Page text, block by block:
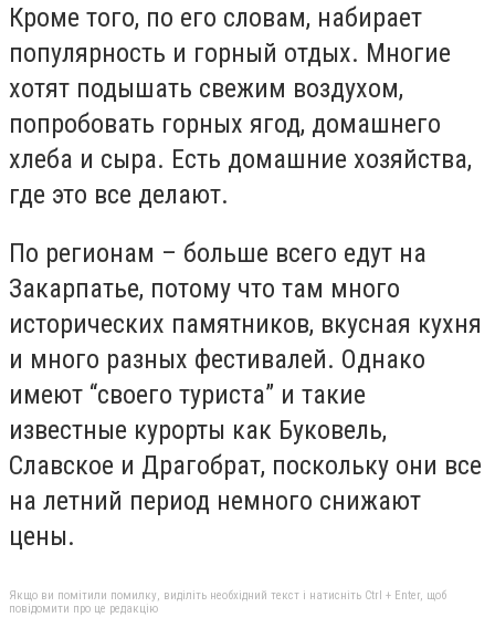
Кроме того, по его словам, набирает
популярность и горный отдых. Многие
хотят подышать свежим воздухом,
попробовать горных ягод, домашнего
хлеба и сыра. Есть домашние хозяйства,
где это все делают.
По регионам – больше всего едут на
Закарпатье, потому что там много
исторических памятников, вкусная кухня
и много разных фестивалей. Однако
имеют “своего туриста” и такие
известные курорты как Буковель,
Славское и Драгобрат, поскольку они все
на летний период немного снижают
цены.
Якщо ви помітили помилку, виділіть необхідний текст і натисніть Ctrl + Enter, щоб
повідомити про це редакцію